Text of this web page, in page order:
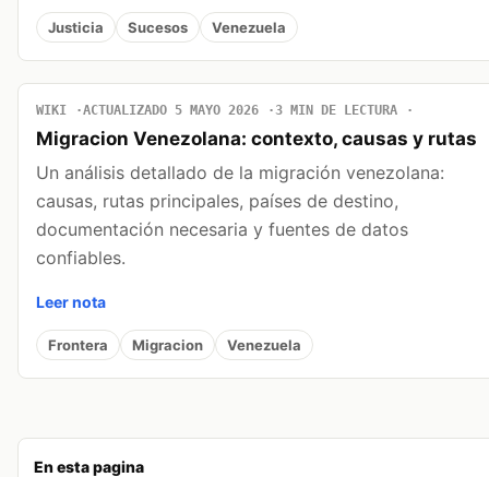
En esta pagina
Justicia Sucesos Venezuela
WIKI ACTUALIZADO 5 MAYO 2026 3 MIN DE LECTURA
Migracion Venezolana: contexto, causas y rutas
Un análisis detallado de la migración venezolana:
causas, rutas principales, países de destino,
documentación necesaria y fuentes de datos
confiables.
Leer nota
Frontera Migracion Venezuela